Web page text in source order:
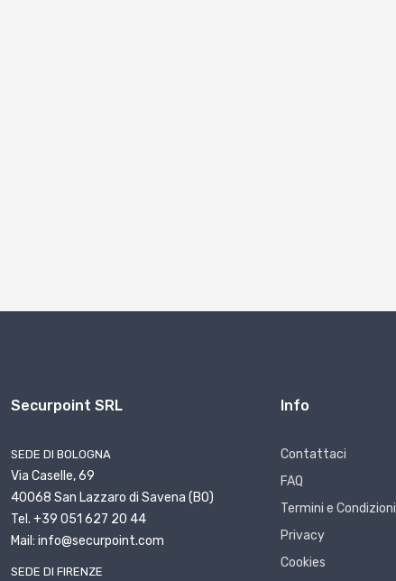
Securpoint SRL
SEDE DI BOLOGNA
Via Caselle, 69
40068 San Lazzaro di Savena (BO)
Tel. +39 051 627 20 44
Mail: info@securpoint.com
SEDE DI FIRENZE
Info
Contattaci
FAQ
Termini e Condizioni
Privacy
Cookies